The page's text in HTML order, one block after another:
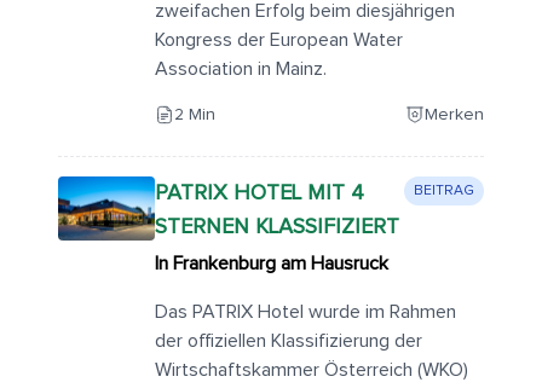
zweifachen Erfolg beim diesjährigen
Kongress der European Water
Association in Mainz.
2 Min Merken
PATRIX HOTEL MIT 4
STERNEN KLASSIFIZIERT
BEITRAG
In Frankenburg am Hausruck
Das PATRIX Hotel wurde im Rahmen
der offiziellen Klassifizierung der
Wirtschaftskammer Österreich (WKO)